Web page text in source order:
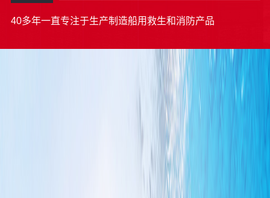
40多年一直专注于生产制造船用救生和消防产品